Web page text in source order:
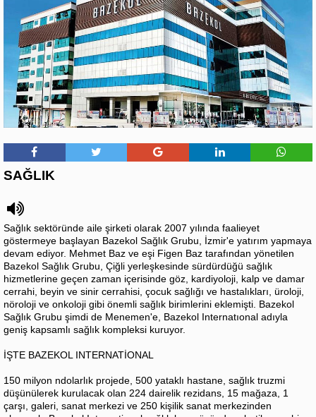
SAĞLIK
Sağlık sektöründe aile şirketi olarak 2007 yılında faalieyet
göstermeye başlayan Bazekol Sağlık Grubu, İzmir'e yatırım yapmaya
devam ediyor. Mehmet Baz ve eşi Figen Baz tarafından yönetilen
Bazekol Sağlık Grubu, Çiğli yerleşkesinde sürdürdüğü sağlık
hizmetlerine geçen zaman içerisinde göz, kardiyoloji, kalp ve damar
cerrahi, beyin ve sinir cerrahisi, çocuk sağlığı ve hastalıkları, üroloji,
nöroloji ve onkoloji gibi önemli sağlık birimlerini eklemişti. Bazekol
Sağlık Grubu şimdi de Menemen'e, Bazekol Internatıonal adıyla
geniş kapsamlı sağlık kompleksi kuruyor.
İŞTE BAZEKOL INTERNATİONAL
150 milyon ndolarlık projede, 500 yataklı hastane, sağlık truzmi
düşünülerek kurulacak olan 224 dairelik rezidans, 15 mağaza, 1
çarşı, galeri, sanat merkezi ve 250 kişilik sanat merkezinden